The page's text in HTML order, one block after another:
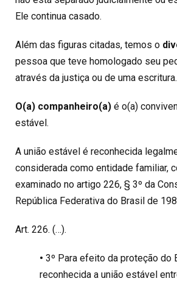
Ele continua casado.
Além das figuras citadas, temos o
pessoa que teve homologado seu
através da justiça ou de uma escritura.
O(a) companheiro(a) é o(a)
estável.
A união estável é reconhecida
considerada como entidade familiar,
examinado no artigo 226, § 3º da
República Federativa do Brasil de
Art. 226. (…).
• 3º Para efeito da proteção do
reconhecida a união estável